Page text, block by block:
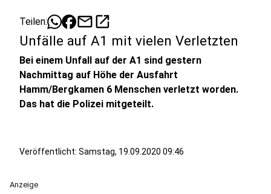
Teilen: mailopen_in_new
Unfälle auf A1 mit vielen Verletzten
Bei einem Unfall auf der A1 sind gestern
Nachmittag auf Höhe der Ausfahrt
Hamm/Bergkamen 6 Menschen verletzt worden.
Das hat die Polizei mitgeteilt.
Veröffentlicht: Samstag, 19.09.2020 09:46
Anzeige